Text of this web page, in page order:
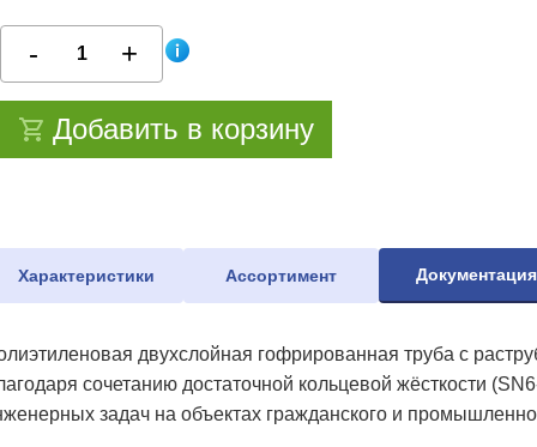
Добавить в корзину
Характеристики Ассортимент Документация
двухслойная гофрированная труба с
сочетанию достаточной кольцевой жёсткости
задач на объектах гражданского и